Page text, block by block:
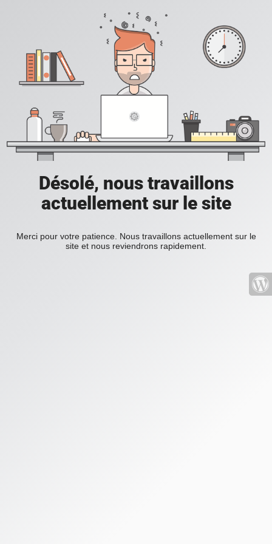
Désolé, nous travaillons
actuellement sur le site
Merci pour votre patience. Nous travaillons actuellement sur le
site et nous reviendrons rapidement.